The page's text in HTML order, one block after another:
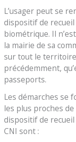
L’usager peut se
dispositif de
biométrique. Il
la mairie de sa
sur tout le
précédemment,
passeports.
Les démarches se
les plus proches
dispositif de
CNI sont :